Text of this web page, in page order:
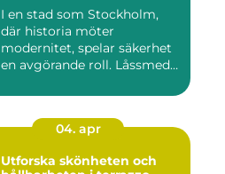
I en stad som Stockholm,
där historia möter
modernitet, spelar säkerhet
en avgörande roll. Låssmed
04. apr
Utforska skönheten och